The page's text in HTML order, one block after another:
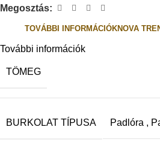
Megosztás:
TOVÁBBI INFORMÁCIÓKNOVA
További információk
TÖMEG
BURKOLAT TÍPUSA Padlóra ,